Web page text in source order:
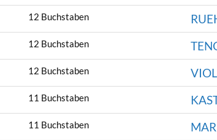
12 Buchstaben
12 Buchstaben
12 Buchstaben
11 Buchstaben
11 Buchstaben